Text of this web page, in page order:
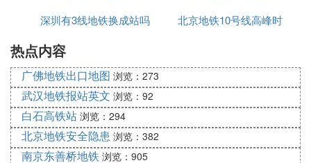
⑥ 苹果的apple pay中的上海公交卡可以在
上海外苏州附近刷吗 因为听说上海公交卡
在苏州是可以刷的
不能，只能在上海当地使用。
在上海，除了地铁公交之外，通用上海公共交通卡的
磁悬浮、轮渡以及刚刚开通的APM 线，都可以使用
深圳有3线地铁换成站吗
北京地铁10号线高峰时
热点内容
广佛地铁出口地图 浏览：273
武汉地铁报站英文 浏览：92
白石高铁站 浏览：294
北京地铁安全隐患 浏览：382
南京东善桥地铁 浏览：905